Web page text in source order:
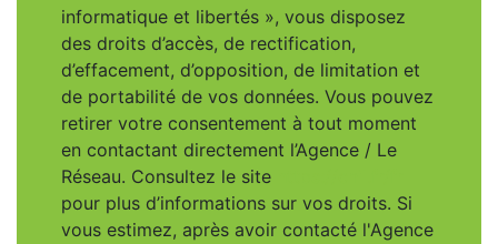
informatique et libertés », vous disposez
des droits d’accès, de rectification,
d’effacement, d’opposition, de limitation et
de portabilité de vos données. Vous pouvez
retirer votre consentement à tout moment
en contactant directement l’Agence / Le
Réseau. Consultez le site
pour plus d’informations sur vos droits. Si
vous estimez, après avoir contacté l'Agence